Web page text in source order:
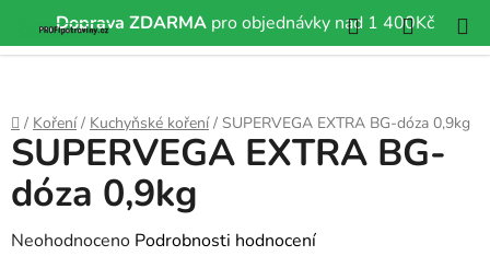
Doprava ZDARMA pro objednávky nad 1 400Kč
Přejít
Hledat
KOŠÍK
Domů
/ Koření / Kuchyňské koření / SUPERVEGA EXTRA BG-dóza 0,9kg
SUPERVEGA EXTRA BG-
dóza 0,9kg
Průměrné
Neohodnoceno Podrobnosti hodnocení